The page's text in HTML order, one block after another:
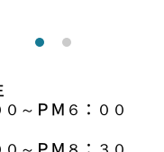
～ＰＭ６：００